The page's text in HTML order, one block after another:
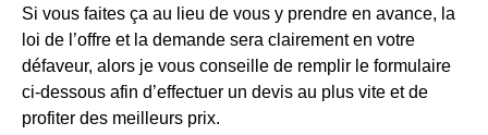
Si vous faites ça au lieu de vous y prendre en avance, la
loi de l’offre et la demande sera clairement en votre
défaveur, alors je vous conseille de remplir le formulaire
ci-dessous afin d’effectuer un devis au plus vite et de
profiter des meilleurs prix.